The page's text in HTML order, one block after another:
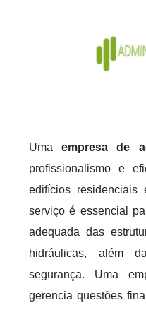
Umaempresa de
profissionalismo e
edifícios
serviço é essencial
adequada das
hidráulicas, além
segurança. Uma
gerencia questões